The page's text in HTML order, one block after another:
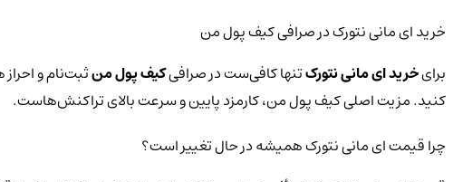
خرید ای مانی نتورک در صرافی کیف پول من
برایخرید ای مانی نتورکتنها کافی‌ست در صرافیکیف پول منثبت‌نام و
کنید. مزیت اصلی کیف پول من، کارمزد پایین و سرعت بالای تراکنش‌هاست.
چرا قیمت ای مانی نتورک همیشه در حال تغییر است؟